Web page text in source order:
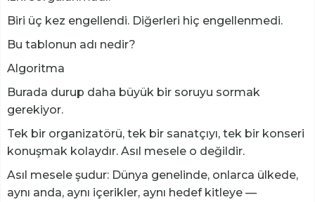
Biri üç kez engellendi. Diğerleri hiç engellenmedi.
Bu tablonun adı nedir?
Algoritma
Burada durup daha büyük bir soruyu sormak
gerekiyor.
Tek bir organizatörü, tek bir sanatçıyı, tek bir konseri
konuşmak kolaydır. Asıl mesele o değildir.
Asıl mesele şudur: Dünya genelinde, onlarca ülkede,
aynı anda, aynı içerikler, aynı hedef kitleye —